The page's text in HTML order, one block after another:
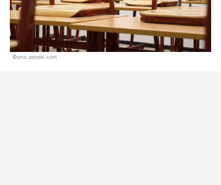
Фото: pexels.com